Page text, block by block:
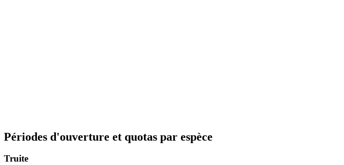
Périodes d'ouverture et quotas par espèce
Truite